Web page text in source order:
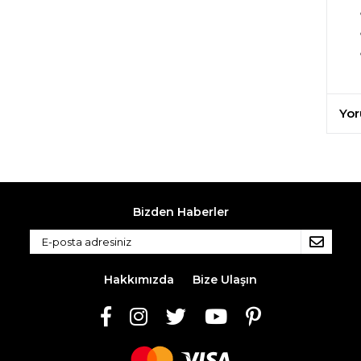
Bizden Haberler
Hakkımızda Bize Ulaşın